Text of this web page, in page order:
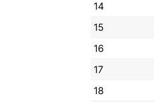
14
15
16
17
18